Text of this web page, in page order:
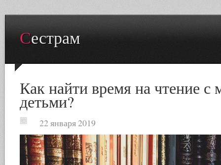
Сестрам
Как найти время на чтение с
детьми?
22 января 2019